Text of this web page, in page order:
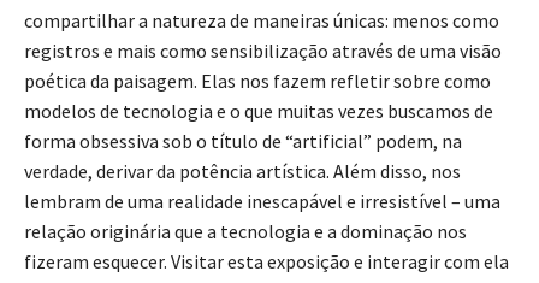
compartilhar a natureza de maneiras únicas: menos como
registros e mais como sensibilização através de uma visão
poética da paisagem. Elas nos fazem refletir sobre como
modelos de tecnologia e o que muitas vezes buscamos de
forma obsessiva sob o título de “artificial” podem, na
verdade, derivar da potência artística. Além disso, nos
lembram de uma realidade inescapável e irresistível – uma
relação originária que a tecnologia e a dominação nos
fizeram esquecer. Visitar esta exposição e interagir com ela